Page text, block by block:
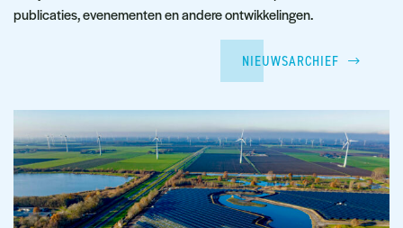
publicaties, evenementen en andere ontwikkelingen.
NIEUWSARCHIEF